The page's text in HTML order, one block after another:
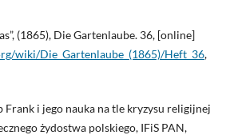
(1865), Die Gartenlaube. 36, [online]
wiki/Die_Gartenlaube_(1865)/Heft_36,
Frank i jego nauka na tle kryzysu religijnej
żydostwa polskiego, IFiS PAN,